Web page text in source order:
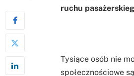
ruchu
Tysiące osób nie
społecznościowe